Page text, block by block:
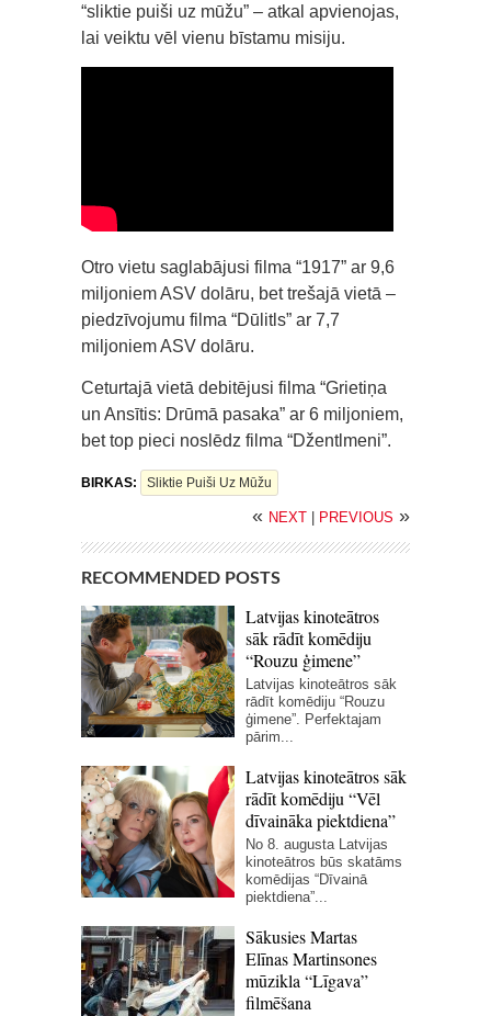
“sliktie puiši uz mūžu” – atkal apvienojas,
lai veiktu vēl vienu bīstamu misiju.
Otro vietu saglabājusi filma “1917” ar 9,6
miljoniem ASV dolāru, bet trešajā vietā –
piedzīvojumu filma “Dūlitls” ar 7,7
miljoniem ASV dolāru.
Ceturtajā vietā debitējusi filma “Grietiņa
un Ansītis: Drūmā pasaka” ar 6 miljoniem,
bet top pieci noslēdz filma “Džentlmeni”.
BIRKAS: Sliktie Puiši Uz Mūžu
« NEXT | PREVIOUS »
RECOMMENDED POSTS
Latvijas kinoteātros
sāk rādīt komēdiju
“Rouzu ģimene”
Latvijas kinoteātros sāk
rādīt komēdiju “Rouzu
ģimene”. Perfektajam
pārim...
Latvijas kinoteātros sāk
rādīt komēdiju “Vēl
dīvaināka piektdiena”
No 8. augusta Latvijas
kinoteātros būs skatāms
komēdijas “Dīvainā
piektdiena”...
Sākusies Martas
Elīnas Martinsones
mūzikla “Līgava”
filmēšana